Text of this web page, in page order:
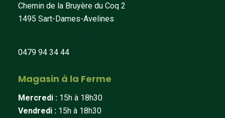
Chemin de la Bruyère du Coq 2
1495 Sart-Dames-Avelines
0479 94 34 44
Magasin à la Ferme
Mercredi : 15h à 18h30
Vendredi : 15h à 18h30